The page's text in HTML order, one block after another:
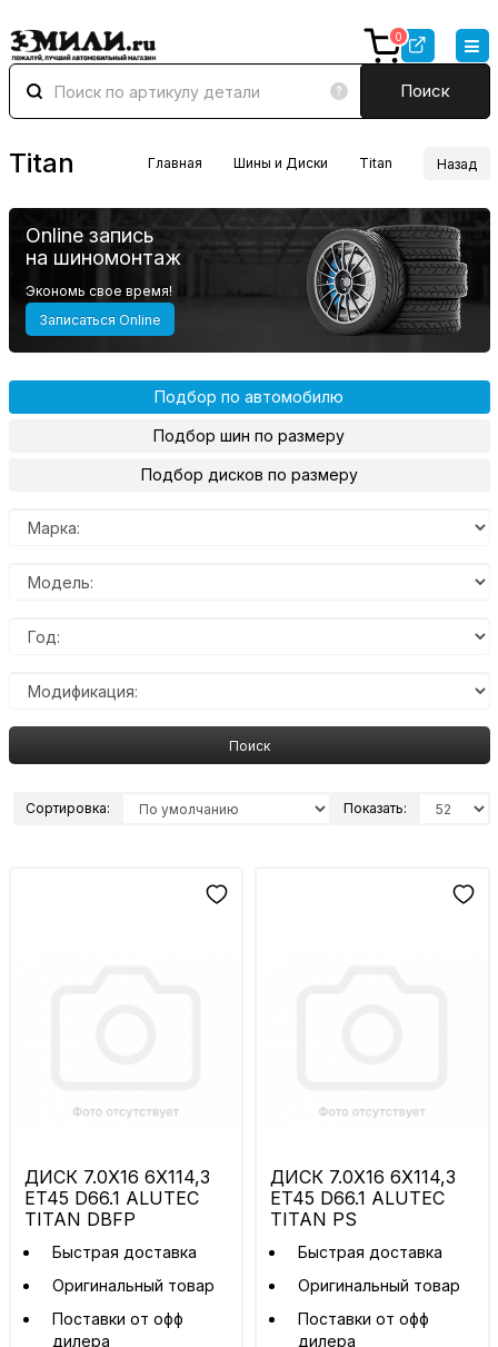
Поиск
0
Titan Главная Шины и Диски Titan Назад
Online запись
на шиномонтаж
Экономь свое время!
Записаться Online
Подбор по автомобилю
Подбор шин по размеру
Подбор дисков по размеру
Поиск
Сортировка: Показать:
ДИСК 7.0X16 6X114,3
ET45 D66.1 ALUTEC
TITAN DBFP
Быстрая доставка
Оригинальный товар
Поставки от офф
дилера
ДИСК 7.0X16 6X114,3
ET45 D66.1 ALUTEC
TITAN PS
Быстрая доставка
Оригинальный товар
Поставки от офф
дилера